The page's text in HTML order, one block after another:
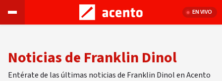
EN VIVO
Noticias de Franklin Dinol
Entérate de las últimas noticias de Franklin Dinol en Acento